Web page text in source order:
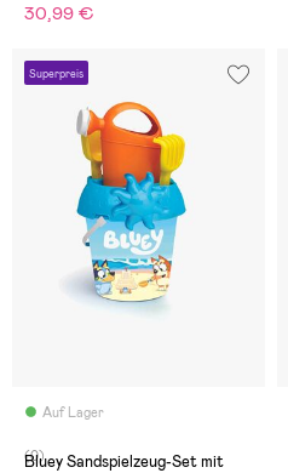
30,99 €
Superpreis
Auf Lager
(0)
Bluey Sandspielzeug-Set mit